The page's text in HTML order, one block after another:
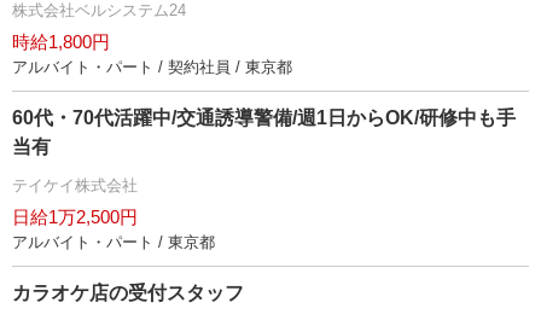
株式会社ベルシステム24
時給1,800円
アルバイト・パート / 契約社員 / 東京都
60代・70代活躍中/交通誘導警備/週1日からOK/研修中も手
当有
テイケイ株式会社
日給1万2,500円
アルバイト・パート / 東京都
カラオケ店の受付スタッフ